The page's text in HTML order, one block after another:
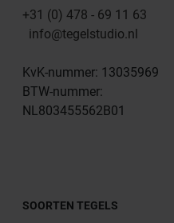
+31 (0) 478 - 69 11 63
info@tegelstudio.nl
KvK-nummer: 13035969
BTW-nummer:
NL803455562B01
SOORTEN TEGELS